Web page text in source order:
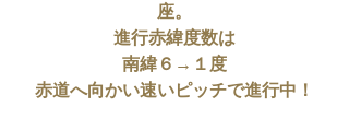
座。
進行赤緯度数は
南緯６→１度
赤道へ向かい速いピッチで進行中！